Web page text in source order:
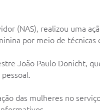
(NAS), realizou uma
por meio de técnicas
João Paulo Donicht,
das mulheres no